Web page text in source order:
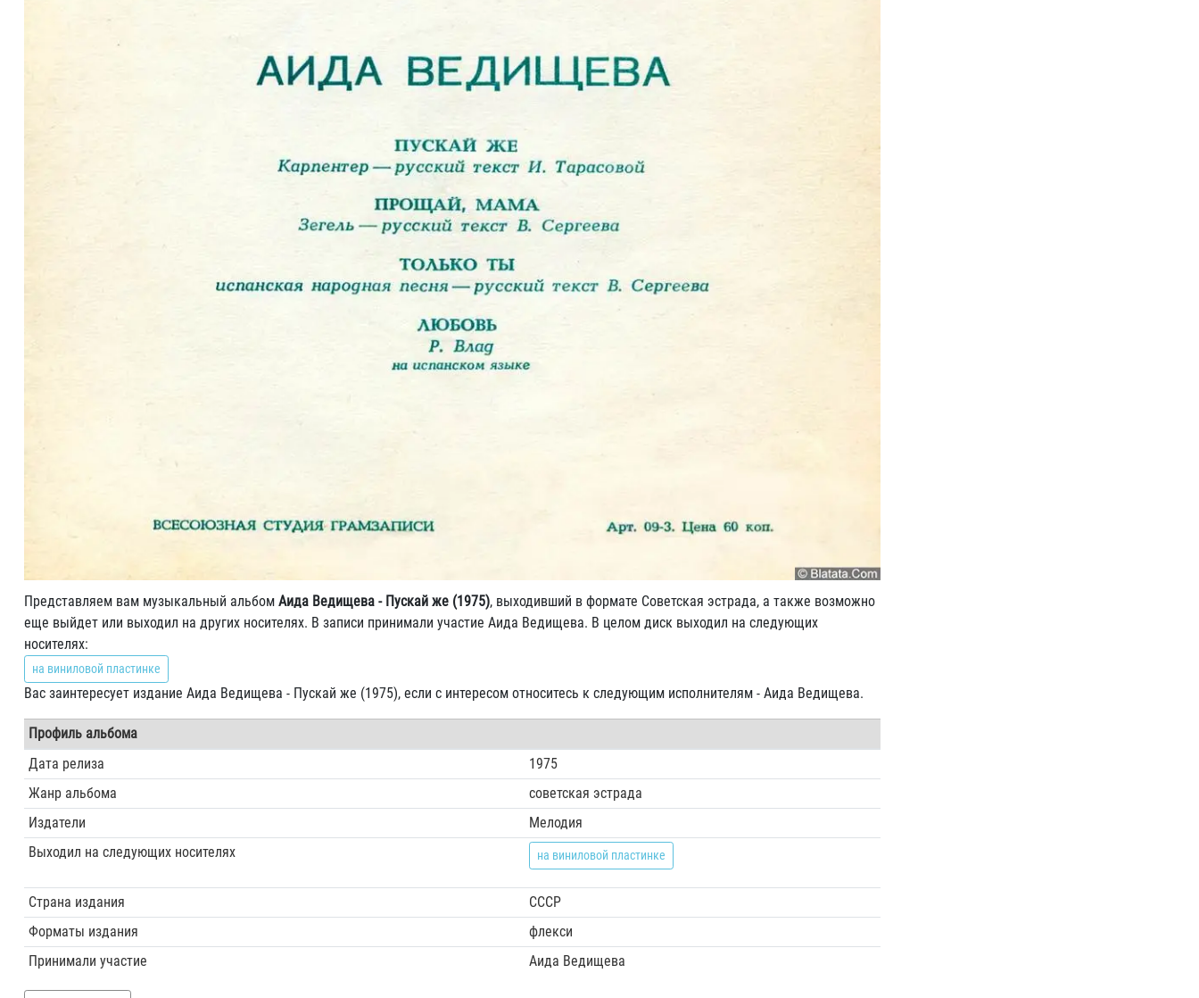
Представляем вам музыкальный альбом Аида Ведищева - Пускай же (1975), выходивший в формате Советская эстрада, а также возможно
еще выйдет или выходил на других носителях. В записи принимали участие Аида Ведищева. В целом диск выходил на следующих
носителях:
на виниловой пластинке
Вас заинтересует издание Аида Ведищева - Пускай же (1975), если с интересом относитесь к следующим исполнителям - Аида Ведищева.
Профиль альбома
Дата релиза
1975
Жанр альбома
советская эстрада
Издатели
Мелодия
Выходил на следующих носителях
на виниловой пластинке
Страна издания
СССР
Форматы издания
флекси
Принимали участие
Аида Ведищева